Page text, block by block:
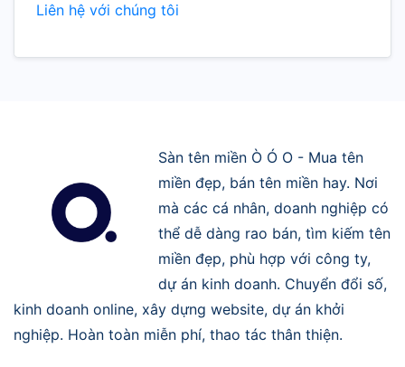
Liên hệ với chúng tôi
Sàn tên miền Ò Ó O - Mua tên
miền đẹp, bán tên miền hay. Nơi
mà các cá nhân, doanh nghiệp có
thể dễ dàng rao bán, tìm kiếm tên
miền đẹp, phù hợp với công ty,
dự án kinh doanh. Chuyển đổi số,
kinh doanh online, xây dựng website, dự án khởi
nghiệp. Hoàn toàn miễn phí, thao tác thân thiện.